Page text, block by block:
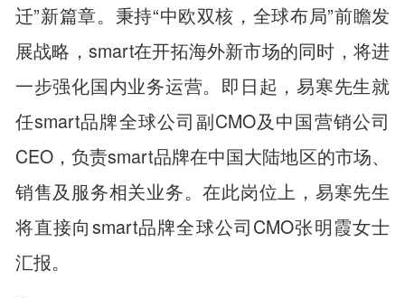
迁”新篇章。秉持“中欧双核，全球布局”前瞻发
展战略，smart在开拓海外新市场的同时，将进
一步强化国内业务运营。即日起，易寒先生就
任smart品牌全球公司副CMO及中国营销公司
CEO，负责smart品牌在中国大陆地区的市场、
销售及服务相关业务。在此岗位上，易寒先生
将直接向smart品牌全球公司CMO张明霞女士
汇报。